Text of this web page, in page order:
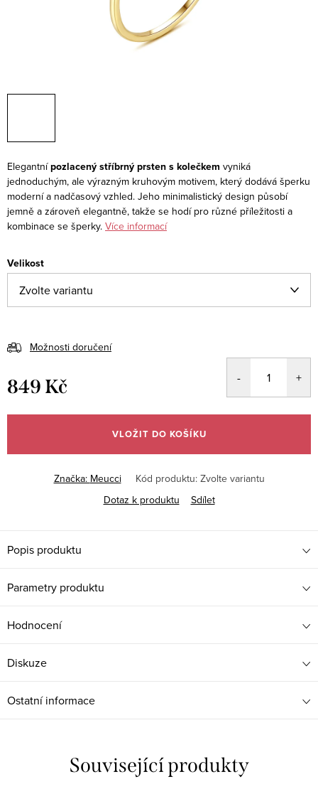
Elegantnípozlacený stříbrný prsten s kolečkem vyniká
jednoduchým, ale výrazným kruhovým motivem, který dodává šperku
moderní a nadčasový vzhled. Jeho minimalistický design působí
jemně a zároveň elegantně, takže se hodí pro různé příležitosti a
kombinace se šperky. Více informací
Velikost
Možnosti doručení
849 Kč
cena:
VLOŽIT DO KOŠÍKU
Značka: Meucci Kód produktu: Zvolte variantu
Dotaz k produktu
Sdílet
Popis produktu
Parametry produktu
Hodnocení
Diskuze
Ostatní informace
Související produkty